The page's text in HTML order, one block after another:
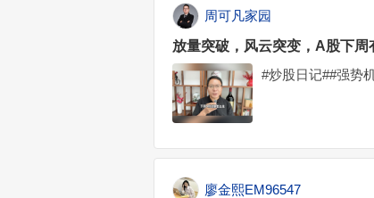
周可凡家园
放量突破，风云突变，A股下周
#炒股日记##强势
廖金熙EM96547